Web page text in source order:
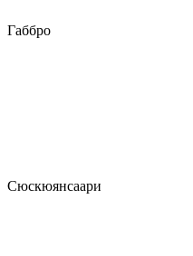
Габбро
Сюскюянсаари